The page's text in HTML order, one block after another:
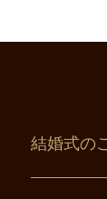
結婚式の